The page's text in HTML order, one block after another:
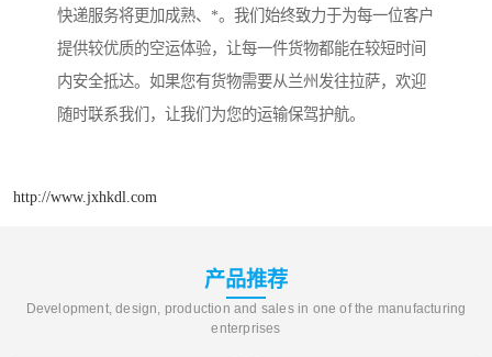
快递服务将更加成熟、*。我们始终致力于为每一位客户
提供较优质的空运体验，让每一件货物都能在较短时间
内安全抵达。如果您有货物需要从兰州发往拉萨，欢迎
随时联系我们，让我们为您的运输保驾护航。
http://www.jxhkdl.com
产品推荐
Development, design, production and sales in one of the manufacturing
enterprises